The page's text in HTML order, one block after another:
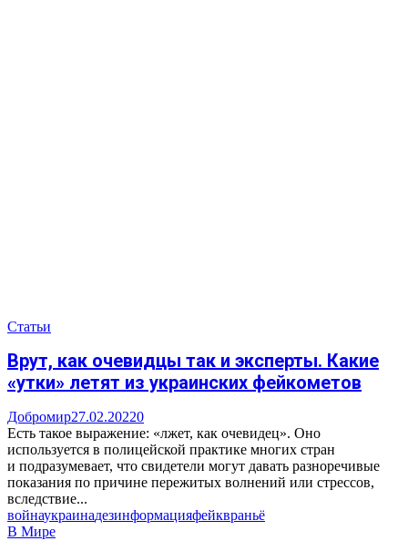
Статьи
Врут, как очевидцы так и эксперты. Какие
«утки» летят из украинских фейкометов
Добромир27.02.20220
Есть такое выражение: «лжет, как очевидец». Оно
используется в полицейской практике многих стран
и подразумевает, что свидетели могут давать разноречивые
показания по причине пережитых волнений или стрессов,
вследствие...
войнаукраинадезинформацияфейквраньё
В Мире